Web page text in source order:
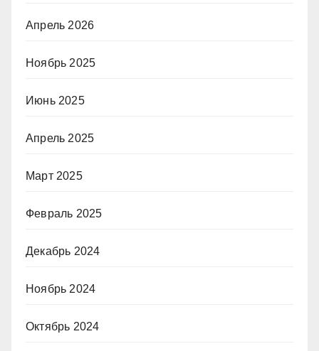
Апрель 2026
Ноябрь 2025
Июнь 2025
Апрель 2025
Март 2025
Февраль 2025
Декабрь 2024
Ноябрь 2024
Октябрь 2024